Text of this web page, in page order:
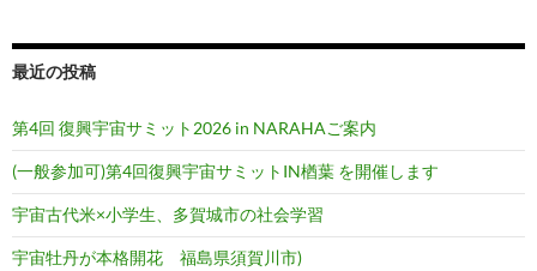
ョ
最近の投稿
第4回 復興宇宙サミット2026 in NARAHAご案内
(一般参加可)第4回復興宇宙サミットIN楢葉 を開催します
宇宙古代米×小学生、多賀城市の社会学習
宇宙牡丹が本格開花 福島県須賀川市)